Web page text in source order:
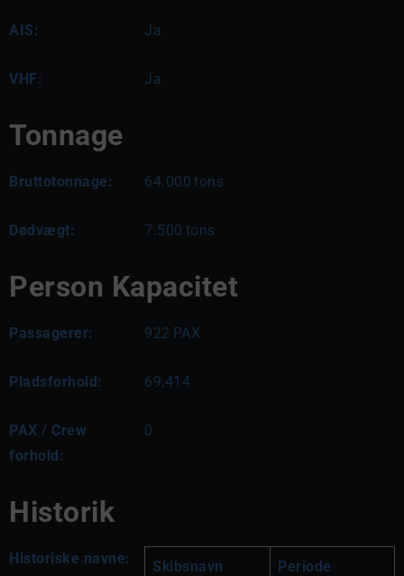
AIS: Ja
VHF: Ja
Tonnage
Bruttotonnage: 64.000 tons
Dødvægt: 7.500 tons
Person Kapacitet
Passagerer: 922 PAX
Pladsforhold: 69,414
PAX / Crew
forhold:
0
Historik
Historiske navne: Skibsnavn Periode